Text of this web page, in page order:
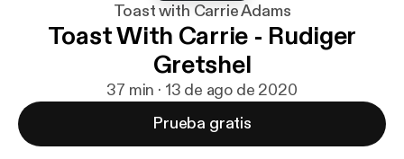
Toast with Carrie Adams
Toast With Carrie - Rudiger
Gretshel
37 min · 13 de ago de 2020
Prueba gratis